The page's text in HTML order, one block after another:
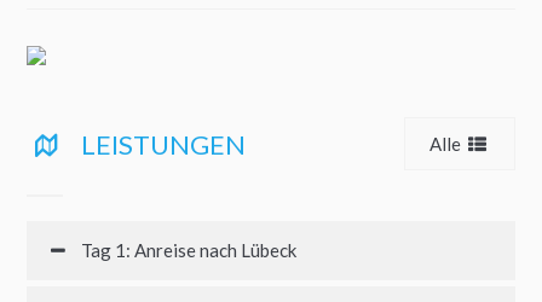
LEISTUNGEN Alle
Tag 1: Anreise nach Lübeck